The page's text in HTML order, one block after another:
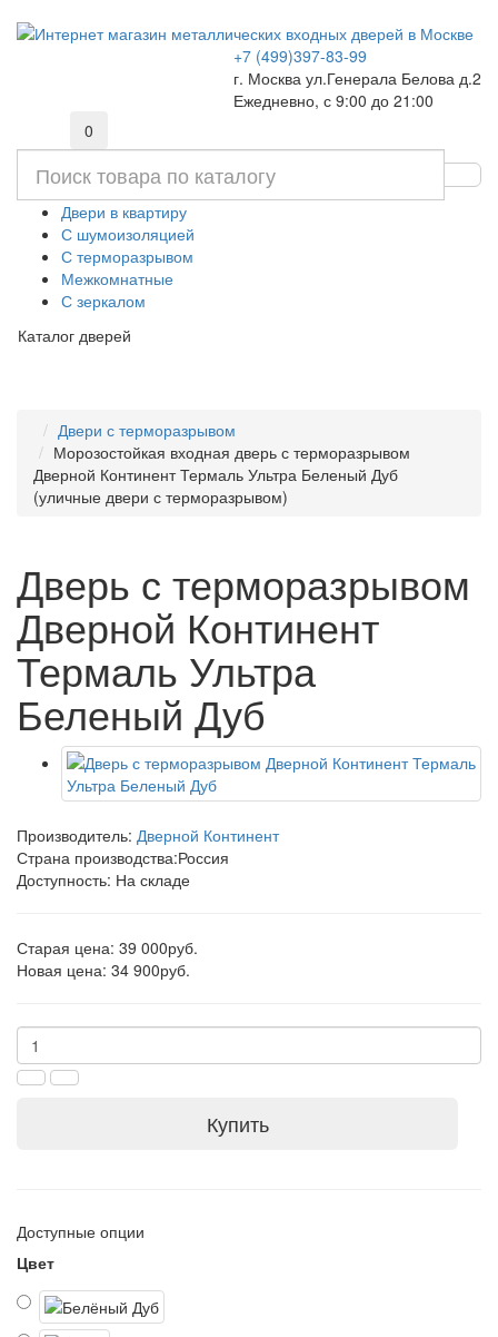
+7 (499)397-83-99
г. Москва ул.Генерала Белова д.2
Ежедневно, с 9:00 до 21:00
0
Двери в квартиру
С шумоизоляцией
С терморазрывом
Межкомнатные
С зеркалом
Каталог дверей
Двери с терморазрывом
Морозостойкая входная дверь с терморазрывом
Дверной Континент Термаль Ультра Беленый Дуб
(уличные двери с терморазрывом)
Дверь с терморазрывом
Дверной Континент
Термаль Ультра
Беленый Дуб
Производитель: Дверной Континент
Страна производства:Россия
Доступность: На складе
Старая цена: 39 000руб.
Новая цена: 34 900руб.
Купить
Доступные опции
Цвет